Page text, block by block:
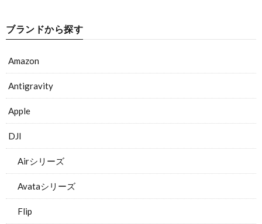
ブランドから探す
Amazon
Antigravity
Apple
DJI
Airシリーズ
Avataシリーズ
Flip